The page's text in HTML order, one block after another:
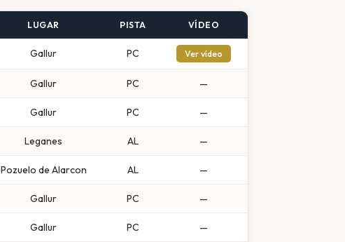
LUGAR PISTA VÍDEO
Gallur PC Ver vídeo
Gallur PC —
Gallur PC —
Leganes AL —
Pozuelo de Alarcon AL —
Gallur PC —
Gallur PC —